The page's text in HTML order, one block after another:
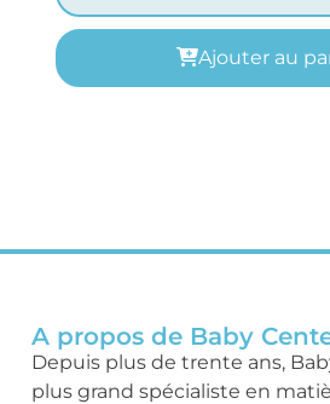
Ajouter au
A propos de Baby
Depuis plus de trente ans,
plus grand spécialiste en